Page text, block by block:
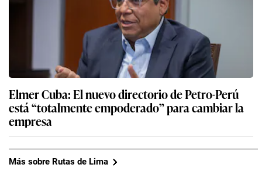
Elmer Cuba: El nuevo directorio de Petro-Perú
está “totalmente empoderado” para cambiar la
empresa
Más sobre Rutas de Lima